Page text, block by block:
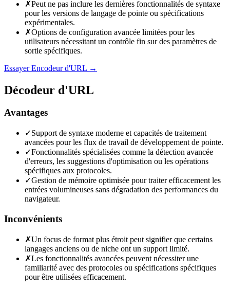
✗Peut ne pas inclure les dernières fonctionnalités de syntaxe
pour les versions de langage de pointe ou spécifications
expérimentales.
✗Options de configuration avancée limitées pour les
utilisateurs nécessitant un contrôle fin sur des paramètres de
sortie spécifiques.
Essayer Encodeur d'URL →
Décodeur d'URL
Avantages
✓Support de syntaxe moderne et capacités de traitement
avancées pour les flux de travail de développement de pointe.
✓Fonctionnalités spécialisées comme la détection avancée
d'erreurs, les suggestions d'optimisation ou les opérations
spécifiques aux protocoles.
✓Gestion de mémoire optimisée pour traiter efficacement les
entrées volumineuses sans dégradation des performances du
navigateur.
Inconvénients
✗Un focus de format plus étroit peut signifier que certains
langages anciens ou de niche ont un support limité.
✗Les fonctionnalités avancées peuvent nécessiter une
familiarité avec des protocoles ou spécifications spécifiques
pour être utilisées efficacement.